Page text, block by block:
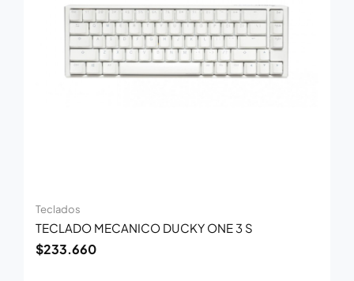
Teclados
TECLADO MECANICO DUCKY ONE 3 S
$233.660